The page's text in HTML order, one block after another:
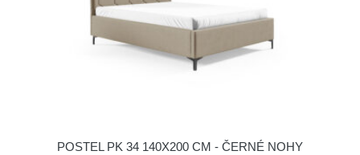
POSTEL PK 34 140X200 CM - ČERNÉ NOHY